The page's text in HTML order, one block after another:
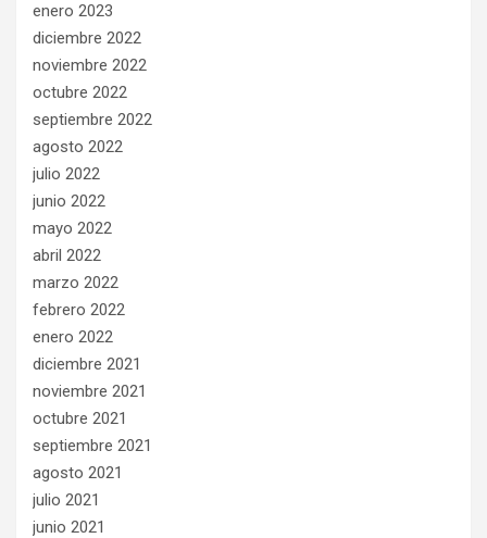
enero 2023
diciembre 2022
noviembre 2022
octubre 2022
septiembre 2022
agosto 2022
julio 2022
junio 2022
mayo 2022
abril 2022
marzo 2022
febrero 2022
enero 2022
diciembre 2021
noviembre 2021
octubre 2021
septiembre 2021
agosto 2021
julio 2021
junio 2021